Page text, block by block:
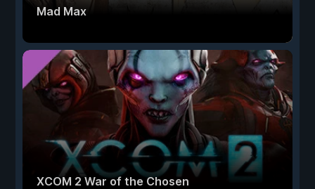
Mad Max
XCOM 2 War of the Chosen